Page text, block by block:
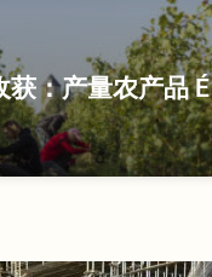
获：产量农产品 É